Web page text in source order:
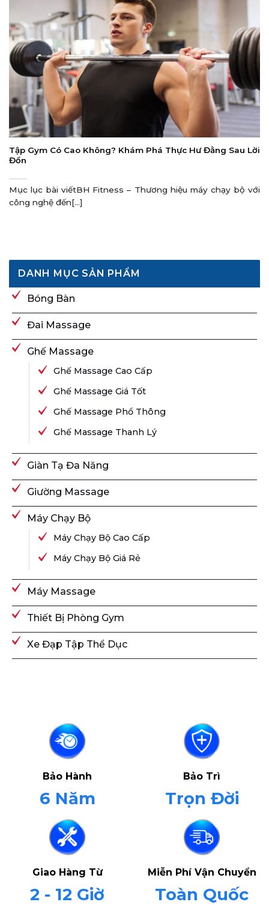
Tập Gym Có Cao Không? Khám Phá Thực Hư Đằng Sau Lời
Đồn
Mục lục bài viếtBH Fitness – Thương hiệu máy chạy bộ với
công nghệ đến[...]
DANH MỤC SẢN PHẨM
Bóng Bàn
Đai Massage
Ghế Massage
Ghế Massage Cao Cấp
Ghế Massage Giá Tốt
Ghế Massage Phổ Thông
Ghế Massage Thanh Lý
Giàn Tạ Đa Năng
Giường Massage
Máy Chạy Bộ
Máy Chạy Bộ Cao Cấp
Máy Chạy Bộ Giá Rẻ
Máy Massage
Thiết Bị Phòng Gym
Xe Đạp Tập Thể Dục
Bảo Hành
6 Năm
Bảo Trì
Trọn Đời
Giao Hàng Từ
2 - 12 Giờ
Miễn Phí Vận Chuyển
Toàn Quốc